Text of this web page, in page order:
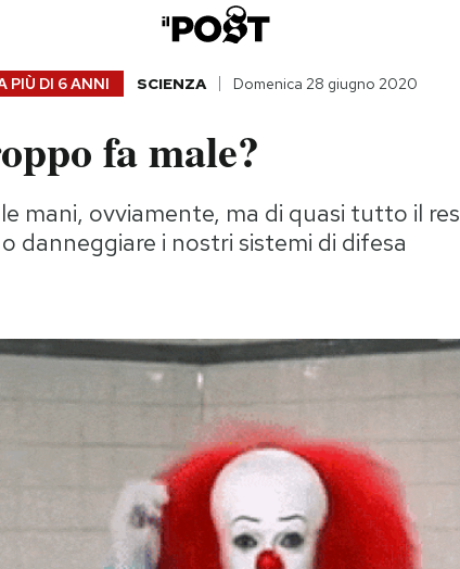
PIÙ DI 6 ANNI SCIENZA Domenica 28 giugno 2020
fa male?
mani, ovviamente, ma di quasi tutto il
danneggiare i nostri sistemi di difesa